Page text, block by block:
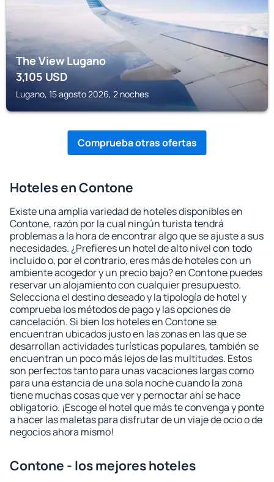
The View Lugano
3,105USD
Lugano, 15 agosto 2026, 2 noches
Comprueba otras ofertas
Hoteles en Contone
Existe una amplia variedad de hoteles disponibles en
Contone, razón por la cual ningún turista tendrá
problemas a la hora de encontrar algo que se ajuste a sus
necesidades. ¿Prefieres un hotel de alto nivel con todo
incluido o, por el contrario, eres más de hoteles con un
ambiente acogedor y un precio bajo? en Contone puedes
reservar un alojamiento con cualquier presupuesto.
Selecciona el destino deseado y la tipología de hotel y
comprueba los métodos de pago y las opciones de
cancelación. Si bien los hoteles en Contone se
encuentran ubicados justo en las zonas en las que se
desarrollan actividades turísticas populares, también se
encuentran un poco más lejos de las multitudes. Estos
son perfectos tanto para unas vacaciones largas como
para una estancia de una sola noche cuando la zona
tiene muchas cosas que ver y pernoctar ahí se hace
obligatorio. ¡Escoge el hotel que más te convenga y ponte
a hacer las maletas para disfrutar de un viaje de ocio o de
negocios ahora mismo!
Contone - los mejores hoteles